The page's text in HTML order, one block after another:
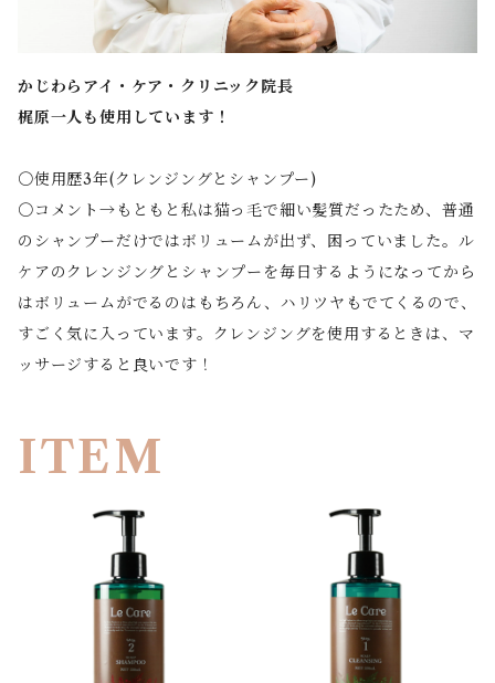
かじわらアイ・ケア・クリニック院長
梶原一人も使用しています！
〇使用歴3年(クレンジングとシャンプー)
〇コメント→もともと私は猫っ毛で細い髪質だったため、普通
のシャンプーだけではボリュームが出ず、困っていました。ル
ケアのクレンジングとシャンプーを毎日するようになってから
はボリュームがでるのはもちろん、ハリツヤもでてくるので、
すごく気に入っています。クレンジングを使用するときは、マ
ッサージすると良いです！
ITEM